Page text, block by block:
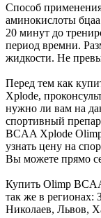
Способ
аминокислоты
20 минут до
период времни.
жидкости. Не
Перед тем как
Xplode,
нужно ли вам на
спортивный
BCAA Xplode
узнать цену на
Вы можете прямо
Купить Olimp
так же в регионах:
Николаев, Львов,